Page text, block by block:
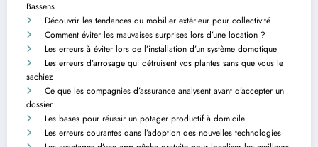
Bassens
Découvrir les tendances du mobilier extérieur pour collectivité
Comment éviter les mauvaises surprises lors d’une location ?
Les erreurs à éviter lors de l’installation d’un système domotique
Les erreurs d’arrosage qui détruisent vos plantes sans que vous le
sachiez
Ce que les compagnies d’assurance analysent avant d’accepter un
dossier
Les bases pour réussir un potager productif à domicile
Les erreurs courantes dans l’adoption des nouvelles technologies